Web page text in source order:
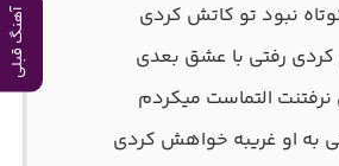
آهنگ قبلی
ﻧﺒﻮد ﺗﻮ ﻛﺎﺗﺶ ﻛﺮدی
رﻓﺘﻰ ﺑﺎ ﻋﺸﻖ ﺑﻌﺪی
ﻧﺮﻓﺘﻨﺖ اﻟﺘﻤﺎﺳﺖ ﻣﻴﻜﺮدم
ﺑﻪ او ﻏﺮﻳﺒﻪ ﺧﻮاﻫﺶ ﻛﺮدی